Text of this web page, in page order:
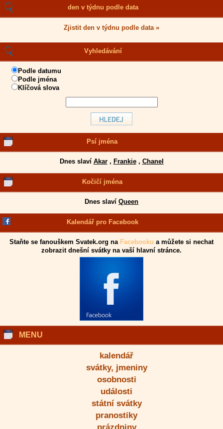
den v týdnu podle data
Zjistit den v týdnu podle data »
Vyhledávání
Podle datumu
Podle jména
Klíčová slova
Psí jména
Dnes slaví Akar, Frankie, Chanel
Kočičí jména
Dnes slaví Queen
Kalendář pro Facebook
Staňte se fanouškem Svatek.org na Facebooku a můžete si nechat
zobrazit dnešní svátky na vaší hlavní stránce.
MENU
kalendář
svátky, jmeniny
osobnosti
události
státní svátky
pranostiky